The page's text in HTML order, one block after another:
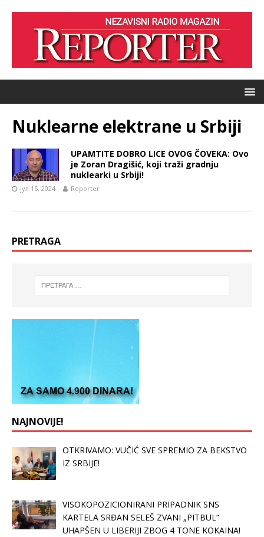
Nuklearne elektrane u Srbiji
UPAMTITE DOBRO LICE OVOG ČOVEKA: Ovo
je Zoran Dragišić, koji traži gradnju
nuklearki u Srbiji!
јул 15, 2024 Reporter
PRETRAGA
NAJNOVIJE!
OTKRIVAMO: VUČIĆ SVE SPREMIO ZA BEKSTVO
IZ SRBIJE!
VISOKOPOZICIONIRANI PRIPADNIK SNS
KARTELA SRĐAN SELEŠ ZVANI „PITBUL“
UHAPŠEN U LIBERIJI ZBOG 4 TONE KOKAINA!